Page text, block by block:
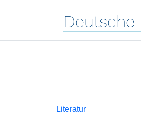
Deutsche
Literatur